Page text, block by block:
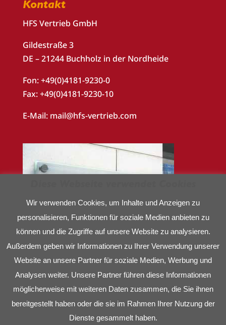
Kontakt
HFS Vertrieb GmbH
Gildestraße 3
DE – 21244 Buchholz in der Nordheide
Fon: +49(0)4181-9230-0
Fax: +49(0)4181-9230-10
E-Mail: mail@hfs-vertrieb.com
Wir verwenden Cookies, um Inhalte und Anzeigen zu
personalisieren, Funktionen für soziale Medien anbieten zu
können und die Zugriffe auf unsere Website zu analysieren.
Außerdem geben wir Informationen zu Ihrer Verwendung unserer
Website an unsere Partner für soziale Medien, Werbung und
Analysen weiter. Unsere Partner führen diese Informationen
möglicherweise mit weiteren Daten zusammen, die Sie ihnen
bereitgestellt haben oder die sie im Rahmen Ihrer Nutzung der
Dienste gesammelt haben.